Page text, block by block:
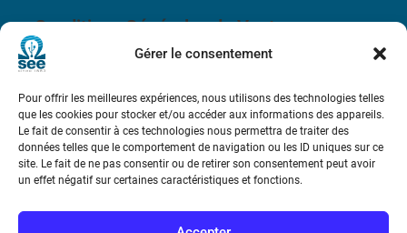
Gérer le consentement
Pour offrir les meilleures expériences, nous utilisons des technologies telles
que les cookies pour stocker et/ou accéder aux informations des appareils.
Le fait de consentir à ces technologies nous permettra de traiter des
données telles que le comportement de navigation ou les ID uniques sur ce
site. Le fait de ne pas consentir ou de retirer son consentement peut avoir
un effet négatif sur certaines caractéristiques et fonctions.
Conditions Générales de Vente
Contact